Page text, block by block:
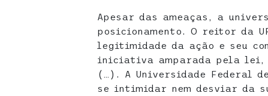
Apesar das ameaças, a
posicionamento. O reitor da
legitimidade da ação e seu
iniciativa amparada pela
(…). A Universidade Federal
se intimidar nem desviar da